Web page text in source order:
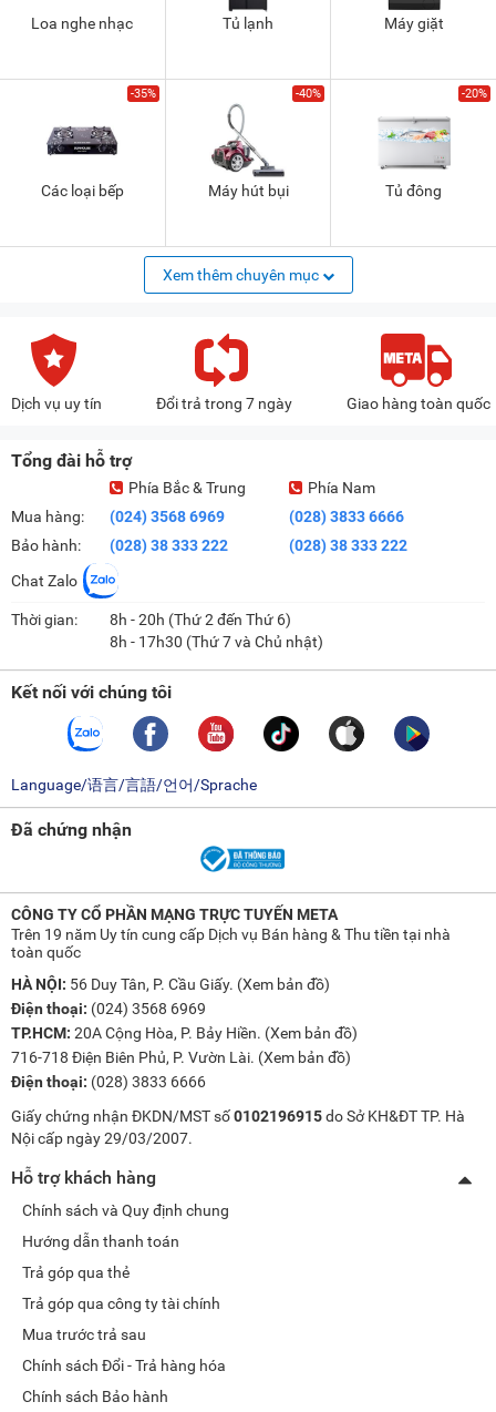
Loa nghe nhạc Tủ lạnh Máy giặt
-35%
Các loại bếp
-40%
Máy hút bụi
-20%
Tủ đông
Xem thêm chuyên mục
Dịch vụ uy tín Đổi trả trong 7 ngày Giao hàng toàn quốc
Tổng đài hỗ trợ
Mua hàng:
Bảo hành:
Phía Bắc & Trung
(024) 3568 6969
(028) 38 333 222
Phía Nam
(028) 3833 6666
(028) 38 333 222
Chat Zalo
Thời gian:
8h - 20h (Thứ 2 đến Thứ 6)
8h - 17h30 (Thứ 7 và Chủ nhật)
Kết nối với chúng tôi
Language/语言/言語/언어/Sprache
Đã chứng nhận
CÔNG TY CỔ PHẦN MẠNG TRỰC TUYẾN META
Trên 19 năm Uy tín cung cấp Dịch vụ Bán hàng & Thu tiền tại nhà
toàn quốc
HÀ NỘI: 56 Duy Tân, P. Cầu Giấy. (Xem bản đồ)
Điện thoại: (024) 3568 6969
TP.HCM: 20A Cộng Hòa, P. Bảy Hiền. (Xem bản đồ)
716-718 Điện Biên Phủ, P. Vườn Lài. (Xem bản đồ)
Điện thoại: (028) 3833 6666
Giấy chứng nhận ĐKDN/MST số0102196915do Sở KH&ĐT TP. Hà
Nội cấp ngày 29/03/2007.
Hỗ trợ khách hàng
Chính sách và Quy định chung
Hướng dẫn thanh toán
Trả góp qua thẻ
Trả góp qua công ty tài chính
Mua trước trả sau
Chính sách Đổi - Trả hàng hóa
Chính sách Bảo hành